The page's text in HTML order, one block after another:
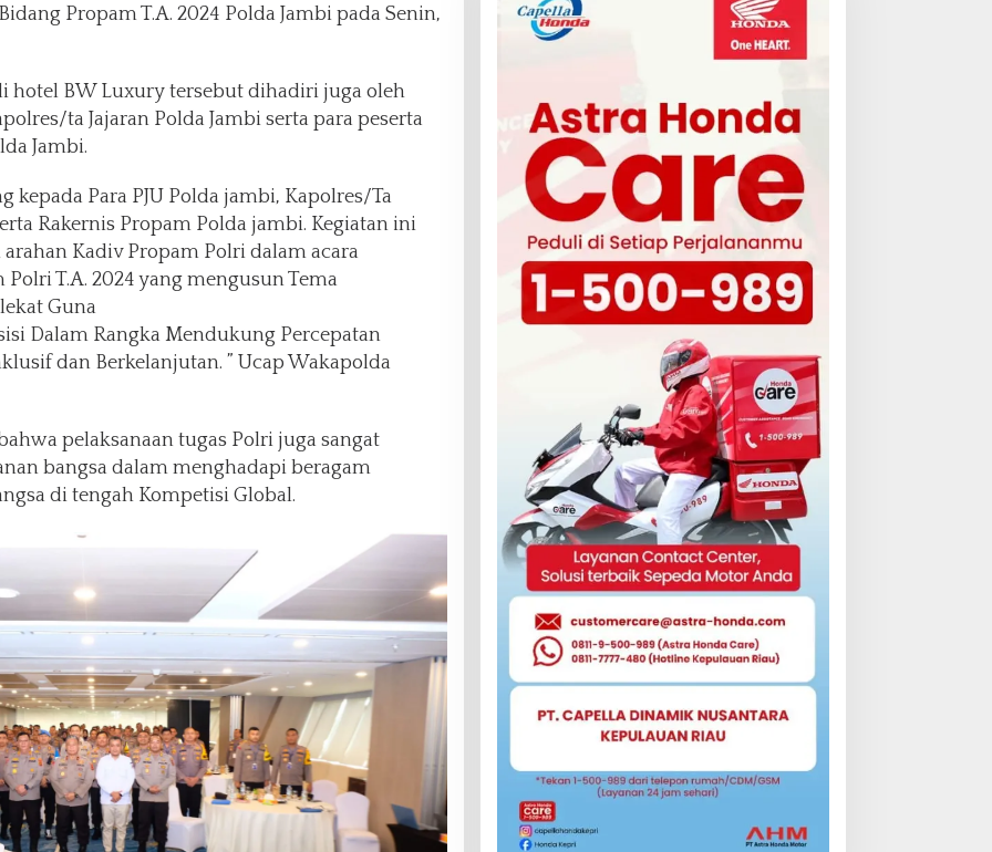
Propam T.A. 2024 Polda Jambi pada Senin,
hotel BW Luxury tersebut dihadiri juga oleh
ta Jajaran Polda Jambi serta para peserta
Jambi.
kepada Para PJU Polda jambi, Kapolres/Ta
Rakernis Propam Polda jambi. Kegiatan ini
Kadiv Propam Polri dalam acara
T.A. 2024 yang mengusun Tema
Guna
Dalam Rangka Mendukung Percepatan
dan Berkelanjutan. ” Ucap Wakapolda
pelaksanaan tugas Polri juga sangat
bangsa dalam menghadapi beragam
di tengah Kompetisi Global.